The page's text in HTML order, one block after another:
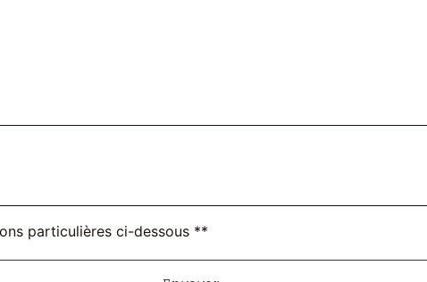
particulières ci-dessous **